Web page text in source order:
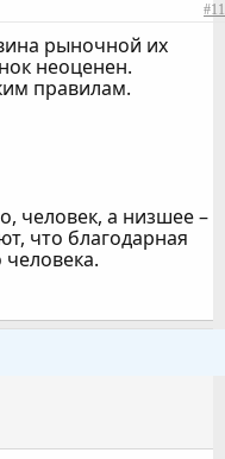
#11
рыночной их
неоценен.
правилам.
человек, а низшее –
что благодарная